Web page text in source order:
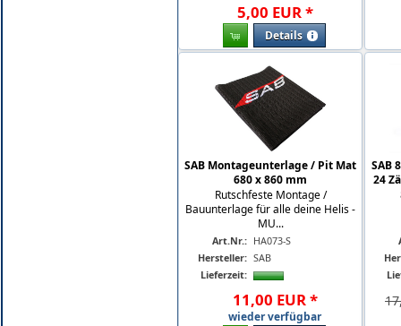
5,00 EUR*
Details
SAB Montageunterlage / Pit Mat
680 x 860 mm
Rutschfeste Montage /
Bauunterlage für alle deine Helis -
MU...
Art.Nr.: HA073-S
Hersteller: SAB
Lieferzeit:
11,00 EUR*
wieder verfügbar
SAB
24